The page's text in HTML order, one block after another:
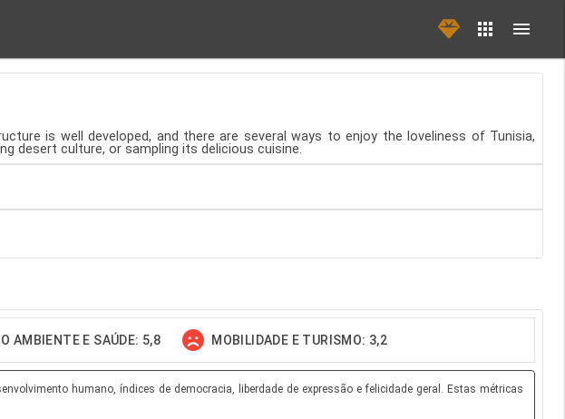
is well developed, and there are several ways to enjoy the loveliness of Tunisia,
desert culture, or sampling its delicious cuisine.
AMBIENTE E SAÚDE: 5,8 MOBILIDADE E TURISMO: 3,2
humano, índices de democracia, liberdade de expressão e felicidade geral. Estas métricas